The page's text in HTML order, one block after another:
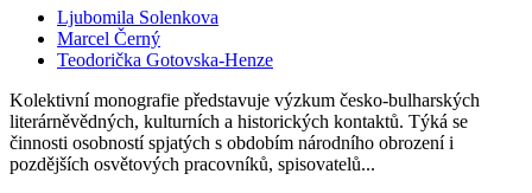
Ljubomila Solenkova
Marcel Černý
Teodorička Gotovska-Henze
Kolektivní monografie představuje výzkum česko-bulharských
literárněvědných, kulturních a historických kontaktů. Týká se
činnosti osobností spjatých s obdobím národního obrození i
pozdějších osvětových pracovníků, spisovatelů...